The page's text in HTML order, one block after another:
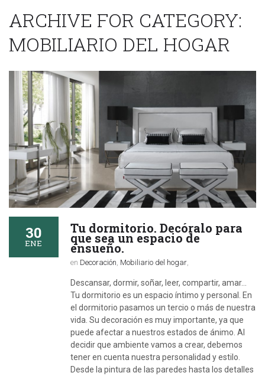
ARCHIVE FOR CATEGORY:
MOBILIARIO DEL HOGAR
30
ENE
Tu dormitorio. Decóralo para
que sea un espacio de
ensueño.
en Decoración Mobiliario del hogar,
Descansar, dormir, soñar, leer, compartir, amar...
Tu dormitorio es un espacio íntimo y personal. En
el dormitorio pasamos un tercio o más de nuestra
vida. Su decoración es muy importante, ya que
puede afectar a nuestros estados de ánimo. Al
decidir que ambiente vamos a crear, debemos
tener en cuenta nuestra personalidad y estilo.
Desde la pintura de las paredes hasta los detalles